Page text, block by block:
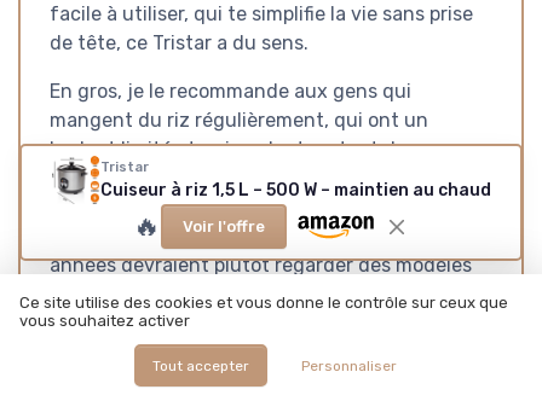
facile à utiliser, qui te simplifie la vie sans prise
de tête, ce Tristar a du sens.
En gros, je le recommande aux gens qui
mangent du riz régulièrement, qui ont un
budget limité et qui veulent surtout du
pratique. Ceux qui sont très pointilleux sur la
cuisson, qui veulent un appareil « à vie » ou qui
comptent l’utiliser tous les jours pendant des
années devraient plutôt regarder des modèles
plus haut de gamme, quitte à payer plus cher au
départ.
Tristar
Cuiseur à riz 1,5 L – 500 W – maintien au chaud
🔥 Voir l'offre
Ce site utilise des cookies et vous donne le contrôle sur ceux que
vous souhaitez activer
Tout accepter Personnaliser